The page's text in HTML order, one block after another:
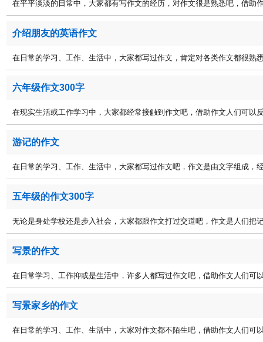
在平平淡淡的日常中，大家都有写作文的经历，对作文很是熟悉吧，借
介绍朋友的英语作文
在日常的学习、工作、生活中，大家都写过作文，肯定对各类作文都很
六年级作文300字
在现实生活或工作学习中，大家都经常接触到作文吧，借助作文人们可
游记的作文
在日常的学习、工作、生活中，大家都写过作文吧，作文是由文字组成
五年级的作文300字
无论是身处学校还是步入社会，大家都跟作文打过交道吧，作文是人们
写景的作文
在日常学习、工作抑或是生活中，许多人都写过作文吧，借助作文人们
写景家乡的作文
在日常的学习、工作、生活中，大家对作文都不陌生吧，借助作文人们